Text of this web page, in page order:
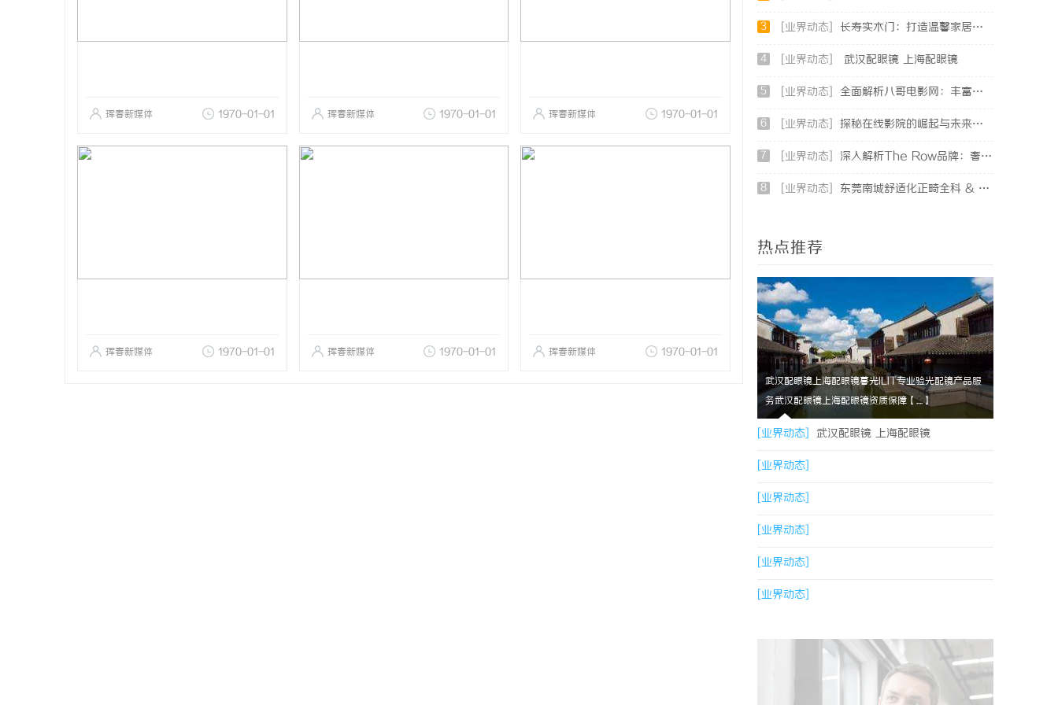
珲春新媒体 1970-01-01 珲春新媒体 1970-01-01 珲春新媒体 1970-01-01
珲春新媒体 1970-01-01 珲春新媒体 1970-01-01 珲春新媒体 1970-01-01
3 [业界动态] 长寿实木门：打造温馨家居环境的理想之选
4 [业界动态] 武汉配眼镜 上海配眼镜
5 [业界动态] 全面解析八哥电影网：丰富资源与优质观影体验的终极指南
6 [业界动态] 探秘在线影院的崛起与未来发展趋势分析
7 [业界动态] 深入解析The Row品牌：奢华时尚的典范与设计哲学
8 [业界动态] 东莞南城舒适化正畸全科 & 数字化种植诊疗专业指南
热点推荐
武汉配眼镜上海配眼镜暮光ILIT专业验光配镜产品服
务武汉配眼镜上海配眼镜资质保障【....】
[业界动态] 武汉配眼镜 上海配眼镜
[业界动态]
[业界动态]
[业界动态]
[业界动态]
[业界动态]